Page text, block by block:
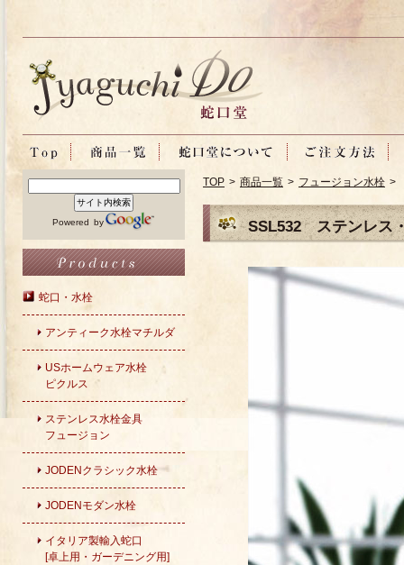
Powered by
蛇口・水栓
アンティーク水栓マチルダ
USホームウェア水栓
ピクルス
ステンレス水栓金具
フュージョン
JODENクラシック水栓
JODENモダン水栓
イタリア製輸入蛇口
[卓上用・ガーデニング用]
TOP > 商品一覧 > フュージョン水栓 >
SSL532 ステンレス